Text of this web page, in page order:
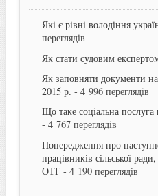
Які є рівні володіння
переглядів
Як стати судовим
Як заповняти документи
2015 р. - 4 996 переглядів
Що таке соціальна послуга
- 4 767 переглядів
Попередження про
працівників сільської
ОТГ- 4 190 переглядів